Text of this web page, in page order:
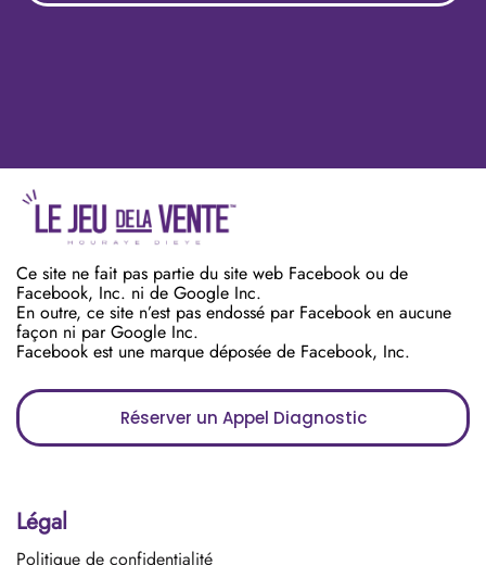
Ce site ne fait pas partie du site web Facebook ou de
Facebook, Inc. ni de Google Inc.
En outre, ce site n’est pas endossé par Facebook en aucune
façon ni par Google Inc.
Facebook est une marque déposée de Facebook, Inc.
Réserver un Appel Diagnostic
Légal
Politique de confidentialité